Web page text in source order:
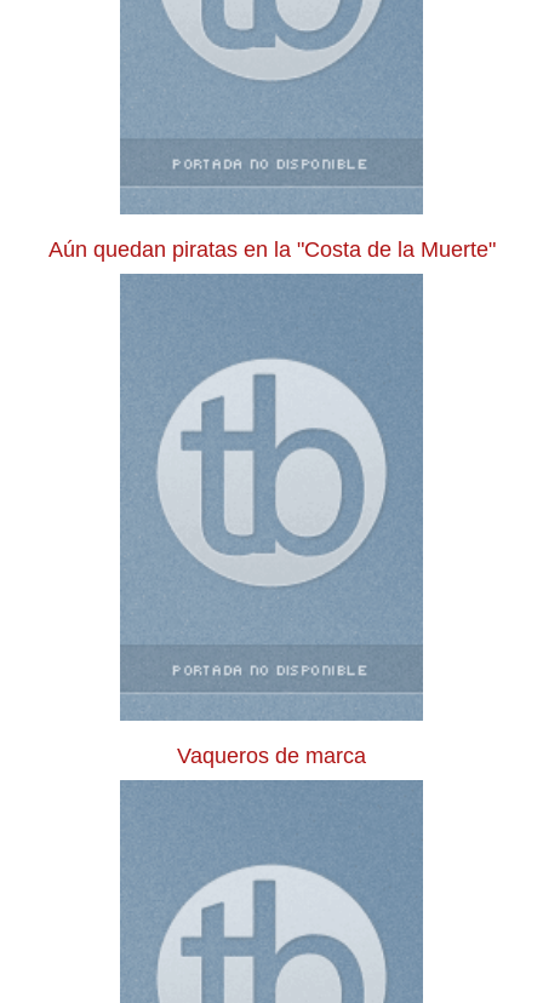
Aún quedan piratas en la "Costa de la Muerte"
Vaqueros de marca